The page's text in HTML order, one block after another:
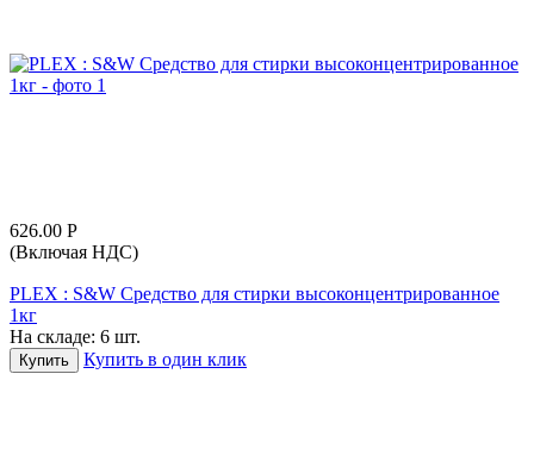
626.00 Р
(Включая НДС)
PLEX : S&W Средство для стирки высоконцентрированное
1кг
На складе: 6 шт.
Купить Купить в один клик